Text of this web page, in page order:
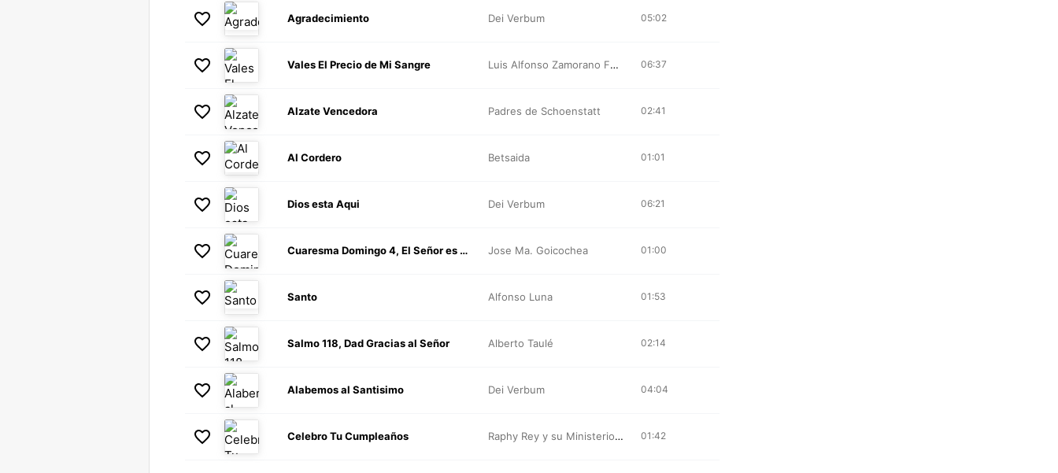
Agradecimiento Dei Verbum 05:02
Vales El Precio de Mi Sangre Luis Alfonso Zamorano Fmvd 06:37
Alzate Vencedora Padres de Schoenstatt 02:41
Al Cordero Betsaida 01:01
Dios esta Aqui Dei Verbum 06:21
Cuaresma Domingo 4, El Señor es Mi Pastor Jose Ma. Goicochea 01:00
Santo Alfonso Luna 01:53
Salmo 118, Dad Gracias al Señor Alberto Taulé 02:14
Alabemos al Santisimo Dei Verbum 04:04
Celebro Tu Cumpleaños Raphy Rey y su Ministerio De Musica 01:42